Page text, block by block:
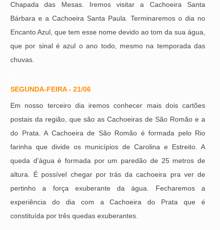
Chapada das Mesas. Iremos visitar a Cachoeira Santa
Bárbara e a Cachoeira Santa Paula. Terminaremos o dia no
Encanto Azul, que tem esse nome devido ao tom da sua água,
que por sinal é azul o ano todo, mesmo na temporada das
chuvas.
SEGUNDA-FEIRA - 21/06
Em nosso terceiro dia iremos conhecer mais dois cartões
postais da região, que são as Cachoeiras de São Romão e a
do Prata. A Cachoeira de São Romão é formada pelo Rio
farinha que divide os municípios de Carolina e Estreito. A
queda d'água é formada por um paredão de 25 metros de
altura. É possível chegar por trás da cachoeira pra ver de
pertinho a força exuberante da água. Fecharemos a
experiência do dia com a Cachoeira do Prata que é
constituída por três quedas exuberantes.